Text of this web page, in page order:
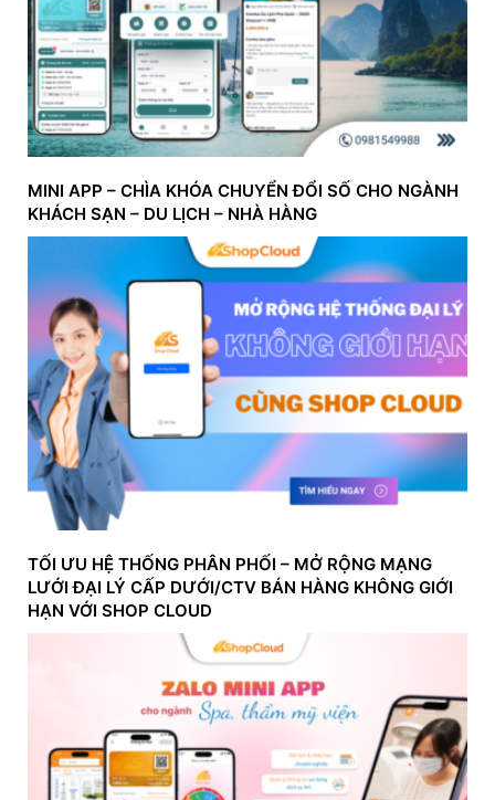
MINI APP – CHÌA KHÓA CHUYỂN ĐỔI SỐ CHO NGÀNH
KHÁCH SẠN – DU LỊCH – NHÀ HÀNG
TỐI ƯU HỆ THỐNG PHÂN PHỐI – MỞ RỘNG MẠNG
LƯỚI ĐẠI LÝ CẤP DƯỚI/CTV BÁN HÀNG KHÔNG GIỚI
HẠN VỚI SHOP CLOUD